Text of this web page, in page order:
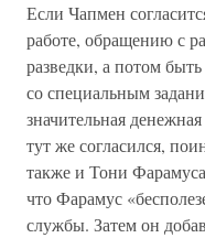
Если Чапмен
работе, обращению с
разведки, а потом
со специальным
значительная
тут же согласился,
также и Тони
что Фарамус
службы. Затем он